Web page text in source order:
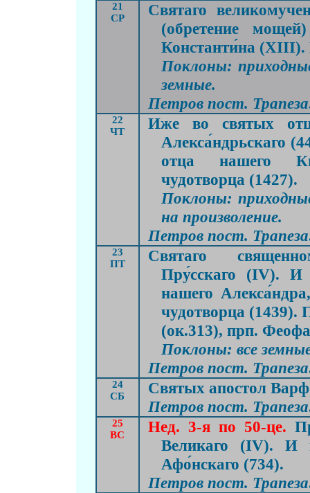
21
СР
Святаго
(обретение
Константи́на
Поклоны:
земные.
Петров пост.
22
ЧТ
Иже во святых
Алекса́ндрьскаго
отца нашего
чудотворца (1427).
Поклоны:
на произволение.
Петров пост.
23
ПТ
Святаго
Пру́сскаго (IV). И
нашего
чудотворца
(ок.313), прп.
Поклоны: все
Петров пост.
24
СБ
Святых апостол
Петров пост.
25
ВС
Нед. 3-я по 50-це.
Великаго (IV). И
Афо́нскаго (734).
Петров пост.